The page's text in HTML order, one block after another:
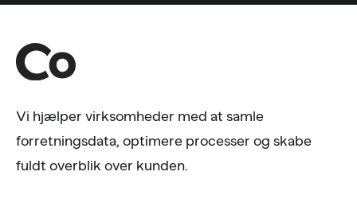
Vi hjælper virksomheder med at samle
forretningsdata, optimere processer og skabe
fuldt overblik over kunden.